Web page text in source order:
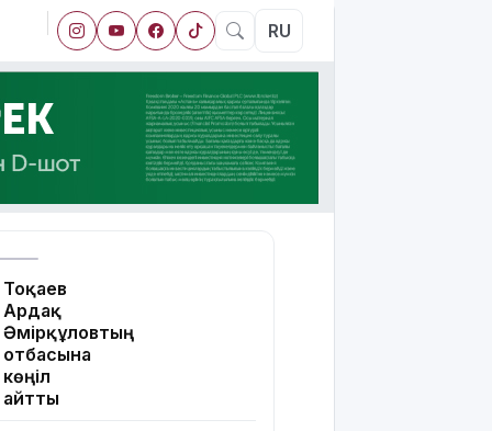
RU
Тоқаев
Ардақ
Әмірқұловтың
отбасына
көңіл
айтты